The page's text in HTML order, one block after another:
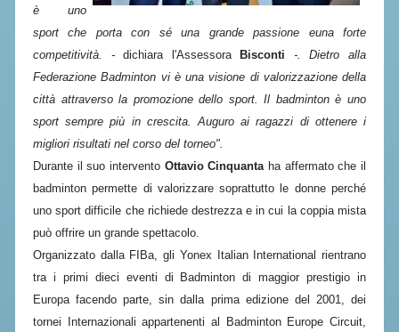
è uno
sport che porta con sé una grande passione euna forte
competitività. -dichiara l'AssessoraBisconti
-. Dietro alla
Federazione Badminton vi è una visione di valorizzazione della
città attraverso la promozione dello sport. Il badminton è uno
sport sempre più in crescita. Auguro ai ragazzi di ottenere i
migliori risultati nel corso del torneo".
Durante il suo intervento Ottavio Cinquanta ha affermato che il
badminton permette di valorizzare soprattutto le donne perché
uno sport difficile che richiede destrezza e in cui la coppia mista
può offrire un grande spettacolo.
Organizzato dalla FIBa, gli Yonex Italian International rientrano
tra i primi dieci eventi di Badminton di maggior prestigio in
Europa facendo parte, sin dalla prima edizione del 2001, dei
tornei Internazionali appartenenti al Badminton Europe Circuit,
CLASSIFICHE NAZIONALI
CLASSIFICHE 2013-2020
MODULI
MANIFESTAZIONI SPORTIVE
UFFICIALI DI GARA
RICHIESTA TORNEI
EVENTI SOSTENIBILI
PARA BADMINTON
L'ATTIVITÀ